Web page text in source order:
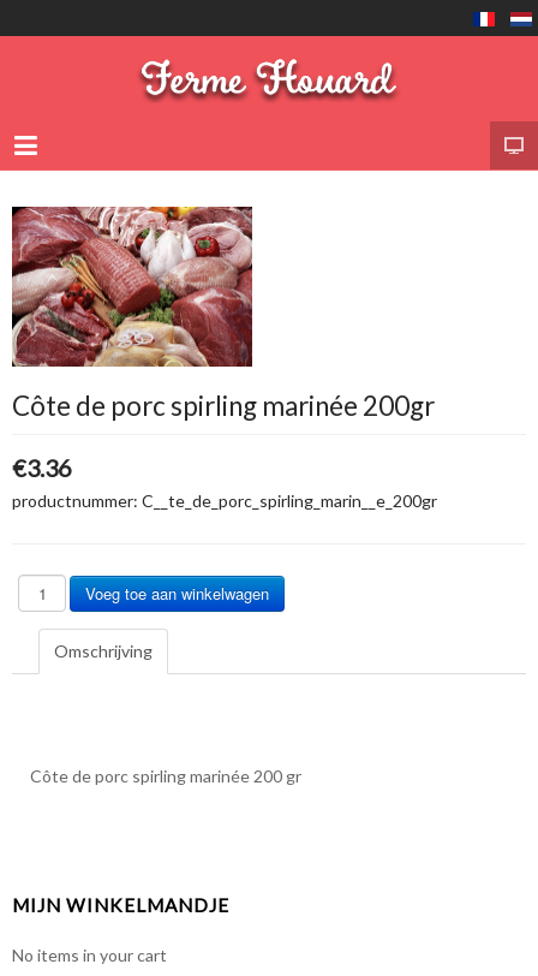
Côte de porc spirling marinée 200gr
€3.36
productnummer: C__te_de_porc_spirling_marin__e_200gr
Omschrijving
Côte de porc spirling marinée 200 gr
MIJN WINKELMANDJE
No items in your cart